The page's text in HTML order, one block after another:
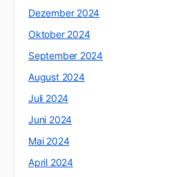
Dezember 2024
Oktober 2024
September 2024
August 2024
Juli 2024
Juni 2024
Mai 2024
April 2024